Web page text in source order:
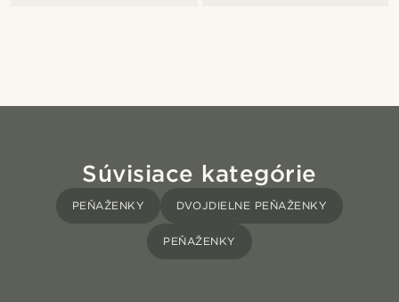
Súvisiace kategórie
PEŇAŽENKY DVOJDIELNE PEŇAŽENKY
PEŇAŽENKY